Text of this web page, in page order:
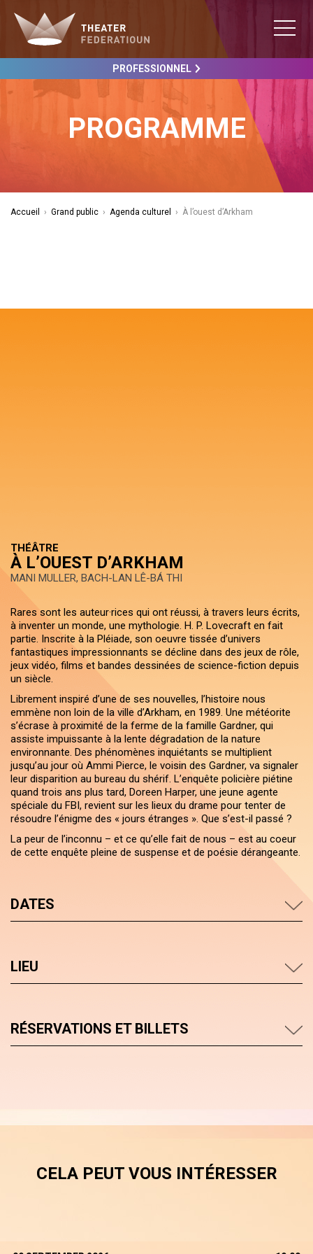
PROFESSIONNEL
PROGRAMME
Accueil › Grand public › Agenda culturel › À l’ouest d’Arkham
THÉÂTRE
À L’OUEST D’ARKHAM
MANI MULLER, BACH-LAN LÊ-BÁ THI
Rares sont les auteur·rices qui ont réussi, à travers leurs écrits,
à inventer un monde, une mythologie. H. P. Lovecraft en fait
partie. Inscrite à la Pléiade, son oeuvre tissée d’univers
fantastiques impressionnants se décline dans des jeux de rôle,
jeux vidéo, films et bandes dessinées de science-fiction depuis
un siècle.
Librement inspiré d’une de ses nouvelles, l’histoire nous
emmène non loin de la ville d’Arkham, en 1989. Une météorite
s’écrase à proximité de la ferme de la famille Gardner, qui
assiste impuissante à la lente dégradation de la nature
environnante. Des phénomènes inquiétants se multiplient
jusqu’au jour où Ammi Pierce, le voisin des Gardner, va signaler
leur disparition au bureau du shérif. L’enquête policière piétine
quand trois ans plus tard, Doreen Harper, une jeune agente
spéciale du FBI, revient sur les lieux du drame pour tenter de
résoudre l’énigme des « jours étranges ». Que s’est-il passé ?
La peur de l’inconnu – et ce qu’elle fait de nous – est au coeur
de cette enquête pleine de suspense et de poésie dérangeante.
DATES
LIEU
RÉSERVATIONS ET BILLETS
CELA PEUT VOUS INTÉRESSER